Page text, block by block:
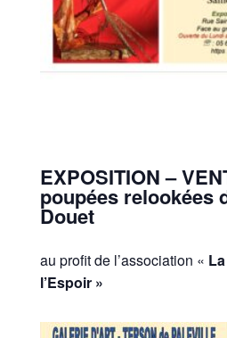
EXPOSITION –
poupées relookées
Douet
au profit de l’association «
l’Espoir »